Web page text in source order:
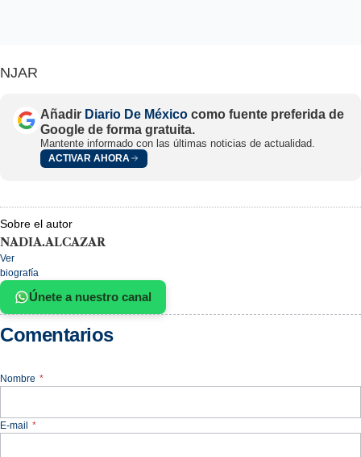
NJAR
Añadir Diario De México como fuente preferida de
Google de forma gratuita.
Mantente informado con las últimas noticias de actualidad.
ACTIVAR AHORA
Sobre el autor
NADIA.ALCAZAR
Ver
biografía
Únete a nuestro canal
Comentarios
Nombre *
E-mail *